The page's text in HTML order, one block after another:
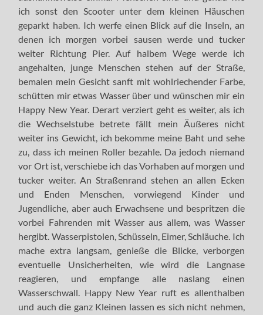
ich sonst den Scooter unter dem kleinen Häuschen
geparkt haben. Ich werfe einen Blick auf die Inseln, an
denen ich morgen vorbei sausen werde und tucker
weiter Richtung Pier. Auf halbem Wege werde ich
angehalten, junge Menschen stehen auf der Straße,
bemalen mein Gesicht sanft mit wohlriechender Farbe,
schütten mir etwas Wasser über und wünschen mir ein
Happy New Year. Derart verziert geht es weiter, als ich
die Wechselstube betrete fällt mein Äußeres nicht
weiter ins Gewicht, ich bekomme meine Baht und sehe
zu, dass ich meinen Roller bezahle. Da jedoch niemand
vor Ort ist, verschiebe ich das Vorhaben auf morgen und
tucker weiter. An Straßenrand stehen an allen Ecken
und Enden Menschen, vorwiegend Kinder und
Jugendliche, aber auch Erwachsene und bespritzen die
vorbei Fahrenden mit Wasser aus allem, was Wasser
hergibt. Wasserpistolen, Schüsseln, Eimer, Schläuche. Ich
mache extra langsam, genieße die Blicke, verborgen
eventuelle Unsicherheiten, wie wird die Langnase
reagieren, und empfange alle naslang einen
Wasserschwall. Happy New Year ruft es allenthalben
und auch die ganz Kleinen lassen es sich nicht nehmen,